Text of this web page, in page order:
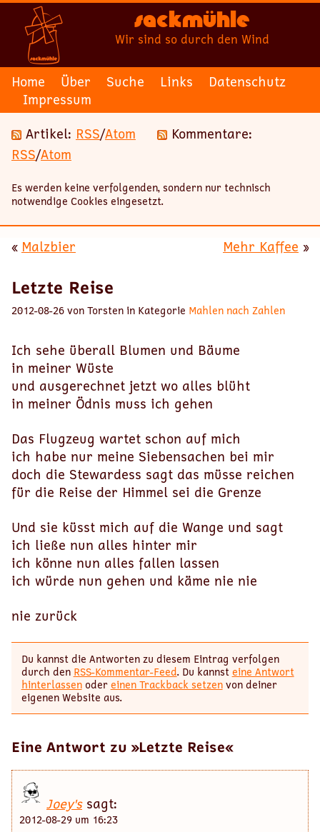
Sackmühle
Wir sind so durch den Wind
Home Über Suche Links
Datenschutz
Impressum
Artikel: RSS/Atom
Kommentare:
RSS/Atom
Es werden keine verfolgenden, sondern nur technisch
notwendige Cookies eingesetzt.
« Malzbier Mehr Kaffee »
Letzte Reise
2012-08-26 von Torsten in Kategorie Mahlen nach Zahlen
Ich sehe überall Blumen und Bäume
in meiner Wüste
und ausgerechnet jetzt wo alles blüht
in meiner Ödnis muss ich gehen
Das Flugzeug wartet schon auf mich
ich habe nur meine Siebensachen bei mir
doch die Stewardess sagt das müsse reichen
für die Reise der Himmel sei die Grenze
Und sie küsst mich auf die Wange und sagt
ich ließe nun alles hinter mir
ich könne nun alles fallen lassen
ich würde nun gehen und käme nie nie
nie zurück
Du kannst die Antworten zu diesem Eintrag verfolgen
durch den RSS-Kommentar-Feed. Du kannsteine Antwort
hinterlassenodereinen Trackback setzenvon deiner
eigenen Website aus.
Eine Antwort zu »Letzte Reise«
Joey'ssagt:
2012-08-29 um 16:23